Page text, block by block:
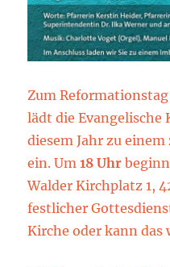
Zum
lädt die Evangelische
diesem Jahr zu
ein. Um18 Uhr
Walder Kirchplatz 1,
festlicher
Kirche oder kann das